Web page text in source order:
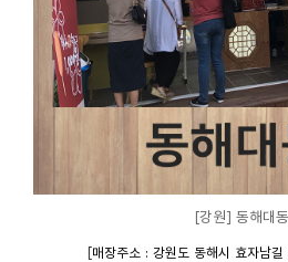
[강원] 동해대
[매장주소 : 강원도 동해시 효자남